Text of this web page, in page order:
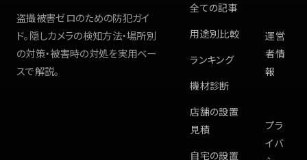
盗撮被害ゼロのための防犯ガイ
ド。隠しカメラの検知方法・場所別
の対策・被害時の対処を実用ベー
スで解説。
全ての記事
用途別比較
ランキング
機材診断
店舗の設置
見積
自宅の設置
運営
者情
報
プラ
イバ